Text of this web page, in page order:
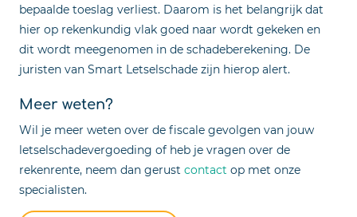
bepaalde toeslag verliest. Daarom is het belangrijk dat
hier op rekenkundig vlak goed naar wordt gekeken en
dit wordt meegenomen in de schadeberekening. De
juristen van Smart Letselschade zijn hierop alert.
Meer weten?
Wil je meer weten over de fiscale gevolgen van jouw
letselschadevergoeding of heb je vragen over de
rekenrente, neem dan gerust contact op met onze
specialisten.